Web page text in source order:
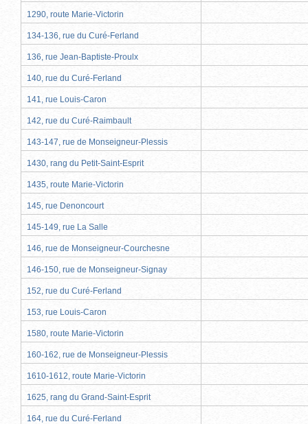
1290, route Marie-Victorin
134-136, rue du Curé-Ferland
136, rue Jean-Baptiste-Proulx
140, rue du Curé-Ferland
141, rue Louis-Caron
142, rue du Curé-Raimbault
143-147, rue de Monseigneur-Plessis
1430, rang du Petit-Saint-Esprit
1435, route Marie-Victorin
145, rue Denoncourt
145-149, rue La Salle
146, rue de Monseigneur-Courchesne
146-150, rue de Monseigneur-Signay
152, rue du Curé-Ferland
153, rue Louis-Caron
1580, route Marie-Victorin
160-162, rue de Monseigneur-Plessis
1610-1612, route Marie-Victorin
1625, rang du Grand-Saint-Esprit
164, rue du Curé-Ferland